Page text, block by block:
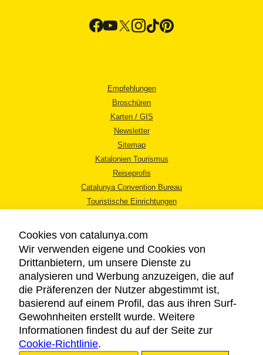
Empfehlungen
Broschüren
Karten / GIS
Newsletter
Sitemap
Katalonien Tourismus
Reiseprofis
Catalunya Convention Bureau
Touristische Einrichtungen
RECHTLICHER HINWEIS
DATENSCHUTZICHTLINIE
COOKIES
BARRIEREFREIHEIT
Cookies von catalunya.com
Wir verwenden eigene und Cookies von
Drittanbietern, um unsere Dienste zu
analysieren und Werbung anzuzeigen, die auf
die Präferenzen der Nutzer abgestimmt ist,
basierend auf einem Profil, das aus ihren Surf-
Gewohnheiten erstellt wurde. Weitere
Informationen findest du auf der Seite zur
Cookie-Richtlinie.